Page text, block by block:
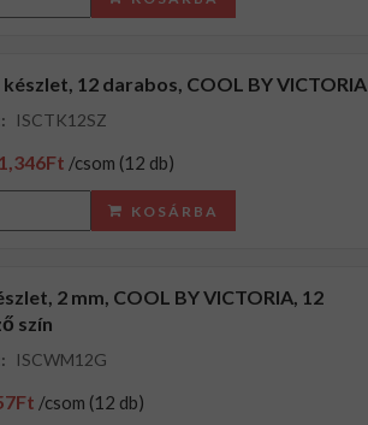
12 darabos, COOL BY VICTORIA
ISCTK12SZ
1,346Ft /csom (12 db)
KOSÁRBA
2 mm, COOL BY VICTORIA, 12
szín
ISCWM12G
/csom (12 db)